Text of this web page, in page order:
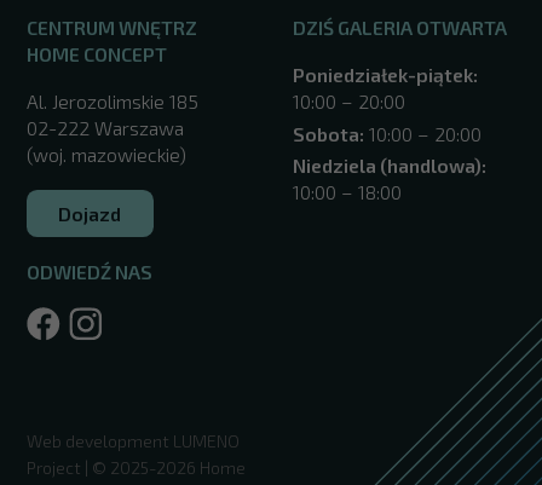
CENTRUM WNĘTRZ
HOME CONCEPT
Al. Jerozolimskie 185
02-222 Warszawa
(woj. mazowieckie)
Dojazd
ODWIEDŹ NAS
DZIŚ GALERIA OTWARTA
Poniedziałek-piątek:
10:00 – 20:00
Sobota: 10:00 – 20:00
Niedziela (handlowa):
10:00 – 18:00
Web development LUMENO
Project | © 2025-2026 Home